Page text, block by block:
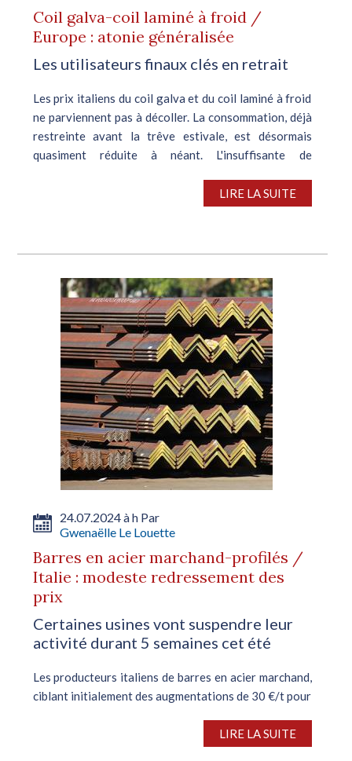
Coil galva-coil laminé à froid /
Europe : atonie généralisée
Les utilisateurs finaux clés en retrait
Les prix italiens du coil galva et du coil laminé à froid
ne parviennent pas à décoller. La consommation, déjà
restreinte avant la trêve estivale, est désormais
quasiment réduite à néant. L'insuffisante de
LIRE LA SUITE
24.07.2024 à h Par
Gwenaëlle Le Louette
Barres en acier marchand-profilés /
Italie : modeste redressement des
prix
Certaines usines vont suspendre leur
activité durant 5 semaines cet été
Les producteurs italiens de barres en acier marchand,
ciblant initialement des augmentations de 30 €/t pour
majoré leurs prix. En cette période estivale, peu
LIRE LA SUITE